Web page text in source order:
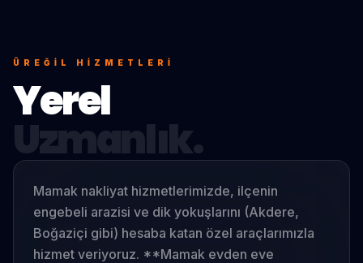
ÜREĞIL HIZMETLERI
Yerel
Uzmanlık.
Mamak nakliyat hizmetlerimizde, ilçenin
engebeli arazisi ve dik yokuşlarını (Akdere,
Boğaziçi gibi) hesaba katan özel araçlarımızla
hizmet veriyoruz. **Mamak evden eve